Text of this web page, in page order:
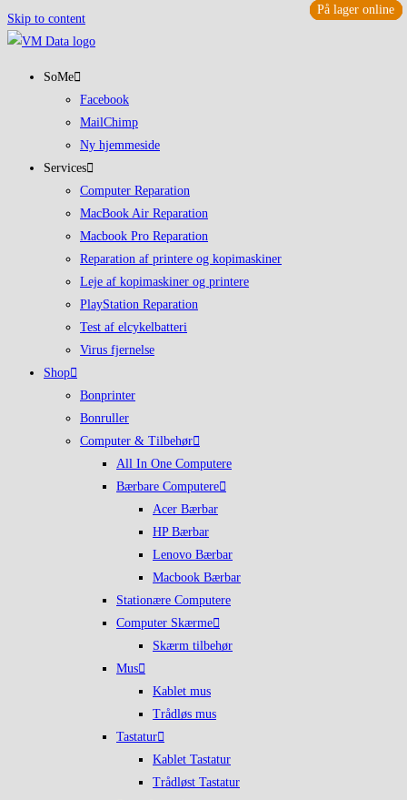
Skip to content
SoMe
Facebook
MailChimp
Ny hjemmeside
Services
Computer Reparation
MacBook Air Reparation
Macbook Pro Reparation
Reparation af printere og kopimaskiner
Leje af kopimaskiner og printere
PlayStation Reparation
Test af elcykelbatteri
Virus fjernelse
Shop
Bonprinter
Bonruller
Computer & Tilbehør
All In One Computere
Bærbare Computere
Acer Bærbar
HP Bærbar
Lenovo Bærbar
Macbook Bærbar
Stationære Computere
Computer Skærme
Skærm tilbehør
Mus
Kablet mus
Trådløs mus
Tastatur
Kablet Tastatur
Trådløst Tastatur
På lager online
På lager online
På lager online
På lager online
På lager online
På lager online
På lager online
På lager online